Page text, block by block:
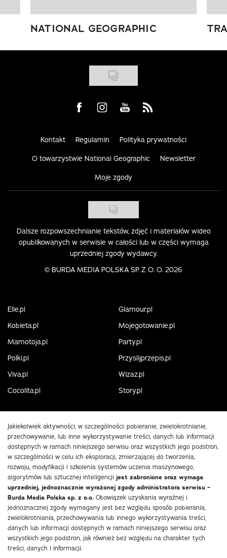
NATIONAL GEOGRAPHIC
Visit us on Facebook
Visit us on Instagram
Visit us on Youtube
Visit us on Rss
Kontakt Regulamin Polityka prywatności
O towarzystwie National Geographic Newsletter
Moje zgody
Dalsze rozpowszechnianie tekstów, zdjęć i materiałów wideo
opublikowanych w serwisie w całości lub w części wymaga
uprzedniej zgody wydawcy.
© BURDA MEDIA POLSKA SP. Z O. O. 2026
Elle.pl
Glamour.pl
Kobieta.pl
Mojegotowanie.pl
Mamotoja.pl
Party.pl
Polki.pl
Przyslijprzepis.pl
Viva.pl
Wizaz.pl
Cocolita.pl
Story.pl
Jakiekolwiek aktywności, w szczególności: pobieranie, zwielokrotnianie,
przechowywanie, lub inne wykorzystywanie treści, danych lub informacji
dostępnych w ramach niniejszego serwisu oraz wszystkich jego podstron,
w szczególności w celu ich eksploracji, zmierzającej do tworzenia,
rozwoju, modyfikacji i szkolenia systemów uczenia maszynowego,
algorytmów lub sztucznej inteligencji jest zabronione oraz wymaga
uprzedniej, jednoznacznie wyrażonej zgody administratora serwisu –
Burda Media Polska sp. z o.o. Obowiązek uzyskania wyraźnej i
jednoznacznej zgody wymagany jest bez względu sposób pobierania,
zwielokrotniania, przechowywania lub innego wykorzystywania treści,
danych lub informacji dostępnych w ramach niniejszego serwisu oraz
wszystkich jego podstron, jak również bez względu na charakter tych
treści, danych i informacji.